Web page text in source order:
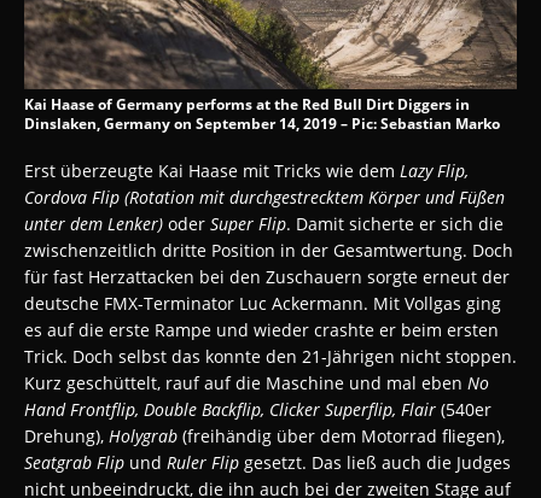
Kai Haase of Germany performs at the Red Bull Dirt Diggers in
Dinslaken, Germany on September 14, 2019 – Pic: Sebastian Marko
Erst überzeugte Kai Haase mit Tricks wie dem Lazy Flip,
Cordova Flip (Rotation mit durchgestrecktem Körper und Füßen
unter dem Lenker) oder Super Flip. Damit sicherte er sich die
zwischenzeitlich dritte Position in der Gesamtwertung. Doch
für fast Herzattacken bei den Zuschauern sorgte erneut der
deutsche FMX-Terminator Luc Ackermann. Mit Vollgas ging
es auf die erste Rampe und wieder crashte er beim ersten
Trick. Doch selbst das konnte den 21-Jährigen nicht stoppen.
Kurz geschüttelt, rauf auf die Maschine und mal eben No
Hand Frontflip, Double Backflip, Clicker Superflip, Flair (540er
Drehung), Holygrab (freihändig über dem Motorrad fliegen),
Seatgrab Flip und Ruler Flip gesetzt. Das ließ auch die Judges
nicht unbeeindruckt, die ihn auch bei der zweiten Stage auf